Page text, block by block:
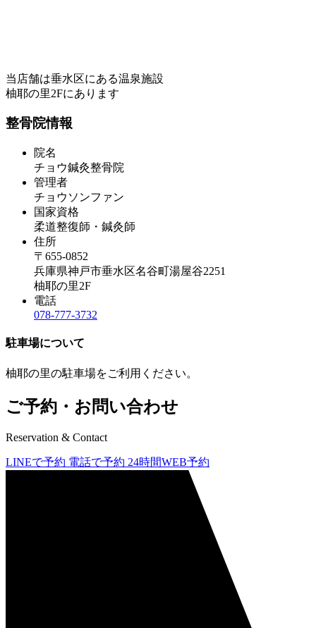
当店舗は垂水区にある温泉施設
柚耶の里2Fにあります
整骨院情報
院名
チョウ鍼灸整骨院
管理者
チョウソンファン
国家資格
柔道整復師・鍼灸師
住所
〒655-0852
兵庫県神戸市垂水区名谷町湯屋谷2251
柚耶の里2F
電話
078-777-3732
駐車場について
柚耶の里の駐車場をご利用ください。
ご予約・お問い合わせ
Reservation & Contact
LINEで予約 電話で予約 24時間WEB予約